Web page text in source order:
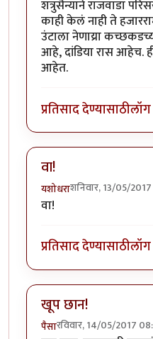
शत्रुसैन्याने राजवाडा
काही केलं नाही ते
उंटाला नेणाय्रा
आहे, दांडिया रास आहेच.
आहेत.
प्रतिसाद देण्यासाठी
वा!
यशोधराशनिवार, 13/05/
वा!
प्रतिसाद देण्यासाठी
खूप छान!
पैसारविवार, 14/05/2017